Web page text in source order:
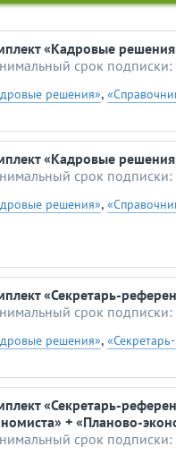
«Кадровые
срок подписки:
решения»,
«Кадровые
срок подписки:
решения»,
«Секретарь-
срок подписки:
решения»,
«Секретарь-
+ «Планово-
срок подписки: